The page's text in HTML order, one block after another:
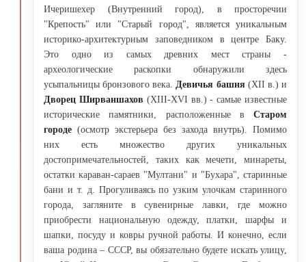
Ичеришехер (Внутренний город), в просторечии
"Крепость" или "Старый город", является уникальным
историко-архитектурным заповедником в центре Баку.
Это одно из самых древних мест страны -
археологические раскопки обнаружили здесь
усыпальницы бронзового века.Девичья башня (XII в.) и
Дворец Ширваншахов (XIII-XVI вв.) - самые известные
исторические памятники, расположенные в Старом
городе (осмотр экстерьера без захода внутрь). Помимо
них есть множество других уникальных
достопримечательностей, таких как мечети, минареты,
остатки караван-сараев "Мултани" и "Бухара", старинные
бани и т. д. Прогуливаясь по узким улочкам старинного
города, загляните в сувенирные лавки, где можно
приобрести национальную одежду, платки, шарфы и
шапки, посуду и ковры ручной работы. И конечно, если
ваша родина – СССР, вы обязательно будете искать улицу,